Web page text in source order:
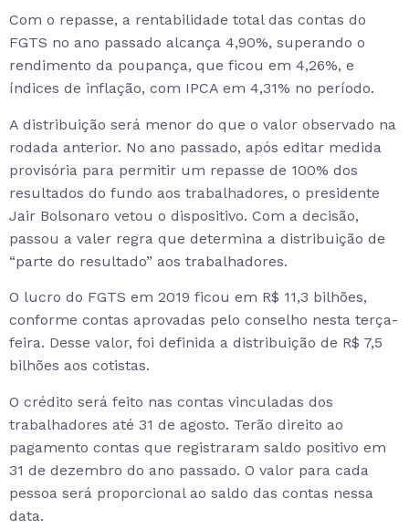
Com o repasse, a rentabilidade total das contas do
FGTS no ano passado alcança 4,90%, superando o
rendimento da poupança, que ficou em 4,26%, e
índices de inflação, com IPCA em 4,31% no período.
A distribuição será menor do que o valor observado na
rodada anterior. No ano passado, após editar medida
provisória para permitir um repasse de 100% dos
resultados do fundo aos trabalhadores, o presidente
Jair Bolsonaro vetou o dispositivo. Com a decisão,
passou a valer regra que determina a distribuição de
“parte do resultado” aos trabalhadores.
O lucro do FGTS em 2019 ficou em R$ 11,3 bilhões,
conforme contas aprovadas pelo conselho nesta terça-
feira. Desse valor, foi definida a distribuição de R$ 7,5
bilhões aos cotistas.
O crédito será feito nas contas vinculadas dos
trabalhadores até 31 de agosto. Terão direito ao
pagamento contas que registraram saldo positivo em
31 de dezembro do ano passado. O valor para cada
pessoa será proporcional ao saldo das contas nessa
data.